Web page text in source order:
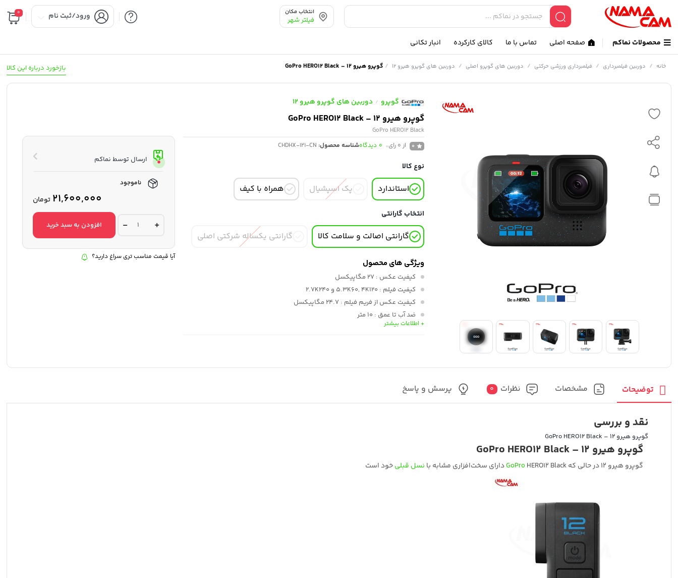
انتخاب مکان
فیلتر شهر ورود/ثبت نام 0
محصولات نماکم صفحه اصلی تماس با ما کالای کارکرده انبار تکانی
بازخورد درباره این کالا خانه / دوربین فیلمبرداری / فیلمبرداری ورزشی حرکتی / دوربین های گوپرو اصلی / دوربین های گوپرو هیرو 12 / گوپرو هیرو 12 – GoPro HERO12 Black
گوپرو / دوربین های گوپرو هیرو 12
گوپرو هیرو 12 – GoPro HERO12 Black
GoPro HERO12 Black
0 از 0 رای 0 دیدگاهشناسه محصول: CHDHX-121-CN
نوع کالا
استاندارد پک اسپشیال همراه با کیف
انتخاب گارانتی
گارانتی اصالت و سلامت کالا گارانتی یکساله شرکتی اصلی
ویژگی های محصول
کیفیت عکس : 27 مگاپیکسل
کیفیت فیلم : 5.3K60, 4K120 و 2.7K240
کیفیت عکس از فریم فیلم : 24.7 مگاپیکسل
ضد آب تا عمق : 10 متر
لرزشگیر: HyperSmooth 6.0 همراه با Horizon Lock
دوام باتری: 2 برابر مدل های قبلی
+ اطلاعات بیشتر
ارسال توسط نماکم
ناموجود
21,600,000 تومان
گوپرو
هیرو
-
GoPro
HERO12
افزودن به سبد خرید
آیا قیمت مناسب تری سراغ دارید؟
توضیحات مشخصات نظرات 0 پرسش و پاسخ
نقد و بررسی
گوپرو هیرو 12 – GoPro HERO12 Black
گوپرو هیرو 12 – GoPro HERO12 Black
گوپرو هیرو 12 در حالی که GoPro HERO12 Black دارای سخت‌افزاری مشابه با نسل قبلیخود است